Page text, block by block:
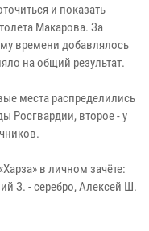
и показать
Макарова. За
времени добавлялось
на общий результат.
места распределились
Росгвардии, второе - у
в личном зачёте:
З. - серебро, Алексей Ш.